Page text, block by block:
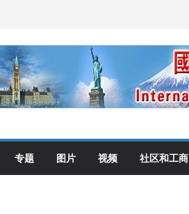
专题 图片 视频 社区和工商